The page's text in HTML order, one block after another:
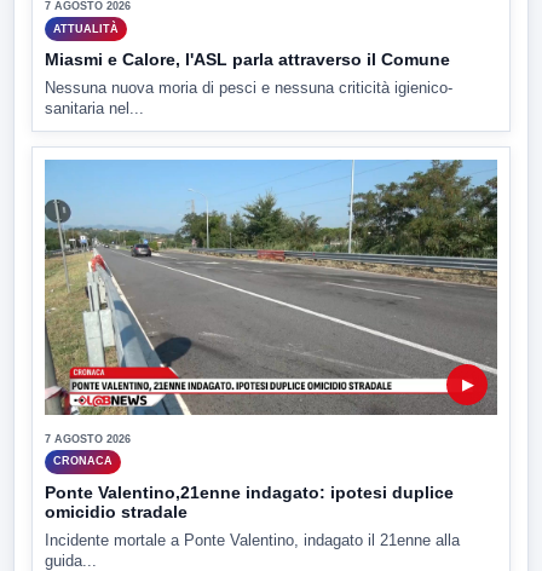
7 AGOSTO 2026
ATTUALITÀ
Miasmi e Calore, l'ASL parla attraverso il Comune
Nessuna nuova moria di pesci e nessuna criticità igienico-
sanitaria nel...
▶
7 AGOSTO 2026
CRONACA
Ponte Valentino,21enne indagato: ipotesi duplice
omicidio stradale
Incidente mortale a Ponte Valentino, indagato il 21enne alla
guida...